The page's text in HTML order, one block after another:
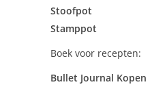
Stoofpot
Stamppot
Boek voor recepten:
Bullet Journal Kopen